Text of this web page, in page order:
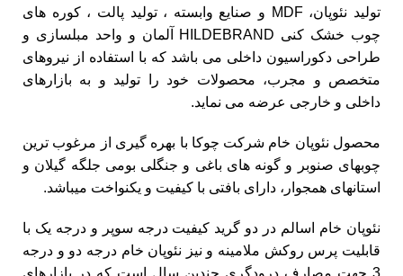
تولید نئوپان، MDF و صنایع وابسته ، تولید پالت ، کوره های
چوب خشک کنی HILDEBRAND آلمان و واحد مبلسازی و
طراحی دکوراسیون داخلی می باشد که با استفاده از نیروهای
متخصص و مجرب، محصولات خود را تولید و به بازارهای
داخلی و خارجی عرضه می نماید.
محصول نئوپان خام شرکت چوکا با بهره گیری از مرغوب ترین
چوبهای صنوبر و گونه های باغی و جنگلی بومی جلگه گیلان و
استانهای همجوار، دارای بافتی با کیفیت و یکنواخت میباشد.
نئوپان خام اسالم در دو گرید کیفیت درجه سوپر و درجه یک با
قابلیت پرس روکش ملامینه و نیز نئوپان خام درجه دو و درجه